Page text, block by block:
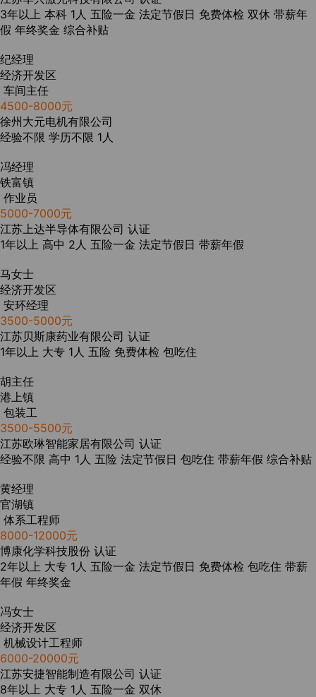
3年以上 本科 1人 五险一金 法定节假日 免费体检 双休 带薪年
假 年终奖金 综合补贴
纪经理
经济开发区
车间主任
4500-8000元
徐州大元电机有限公司
经验不限 学历不限 1人
冯经理
铁富镇
作业员
5000-7000元
江苏上达半导体有限公司 认证
1年以上 高中 2人 五险一金 法定节假日 带薪年假
马女士
经济开发区
安环经理
3500-5000元
江苏贝斯康药业有限公司 认证
1年以上 大专 1人 五险 免费体检 包吃住
胡主任
港上镇
包装工
3500-5500元
江苏欧琳智能家居有限公司 认证
经验不限 高中 1人 五险 法定节假日 包吃住 带薪年假 综合补贴
黄经理
官湖镇
体系工程师
8000-12000元
博康化学科技股份 认证
2年以上 大专 1人 五险一金 法定节假日 免费体检 包吃住 带薪
年假 年终奖金
冯女士
经济开发区
机械设计工程师
6000-20000元
江苏安捷智能制造有限公司 认证
8年以上 大专 1人 五险一金 双休